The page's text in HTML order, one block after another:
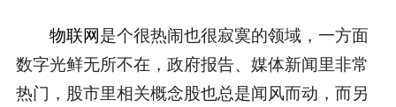
物联网是个很热闹也很寂寞的领域，一方面
数字光鲜无所不在，政府报告、媒体新闻里非常
热门，股市里相关概念股也总是闻风而动，而另